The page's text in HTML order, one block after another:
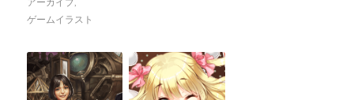
ゲームイラスト